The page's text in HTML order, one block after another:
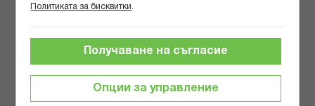
Политиката за бисквитки
Опции за управление
Получаване на съгласие